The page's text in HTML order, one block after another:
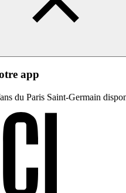
app
du Paris Saint-Germain